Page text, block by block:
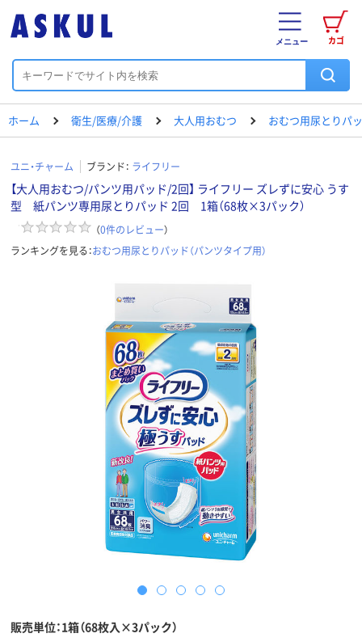
カゴ
メニュー
ホーム 衛生/医療/介護 大人用おむつ おむつ用尿とりパ
ユニ・チャーム ブランド： ライフリー
【大人用おむつ/パンツ用パッド/2回】 ライフリー ズレずに安心 うす
型 紙パンツ専用尿とりパッド 2回 1箱（68枚×3パック）
（0件のレビュー）
ランキングを見る：おむつ用尿とりパッド（パンツタイプ用）
販売単位：1箱（68枚入×3パック）